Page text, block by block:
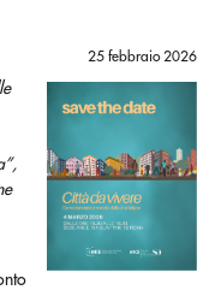
25 febbraio 2026